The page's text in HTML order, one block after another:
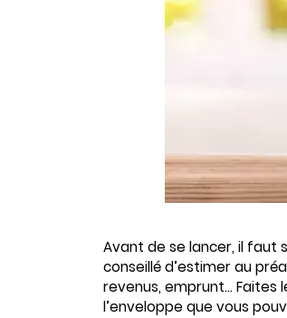
Avant de se lancer, il faut
conseillé d’estimer au
revenus, emprunt…
l’enveloppe que vous